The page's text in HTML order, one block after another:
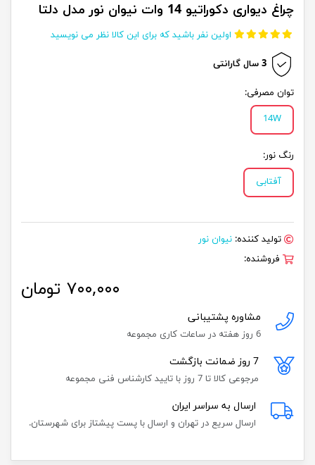
چراغ دیواری دکوراتیو 14 وات نیوان نور مدل دلتا
اولین نفر باشید که برای این کالا نظر می نویسید
3 سال گارانتی
توان مصرفی:
14W
رنگ نور:
آفتابی
تولید کننده: نیوان نور
فروشنده:
۷۰۰,۰۰۰ تومان
مشاوره پشتیبانی
6 روز هفته در ساعات کاری مجموعه
7 روز ضمانت بازگشت
مرجوعی کالا تا 7 روز با تایید کارشناس فنی مجموعه
ارسال به سراسر ایران
ارسال سریع در تهران و ارسال با پست پیشتاز برای شهرستان.